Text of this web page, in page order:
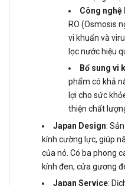
Công nghệ
RO (Osmosis
vi khuẩn và
lọc nước hiệu
Bổ sung vi
phẩm có khả
lợi cho sức
thiện chất
Japan Design:
kính cường lực, giúp
của nó. Có ba phong
kính đen, cửa gương
Japan Service: